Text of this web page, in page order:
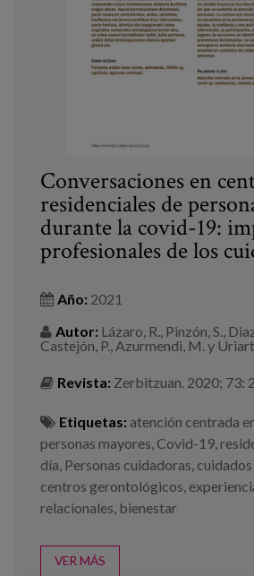
Canal de denuncias
Conversaciones en
residenciales de
durante la covid-19:
profesionales de los
Año: 2021
Autor: Lázaro, R., Pinzón, S.,
Castejón, P., Azurmendi, M. y
Revista: Zerbitzuan. 2020; 73:
Etiquetas: atención centrada
personas mayores, Covid-19,
día, Personas cuidadoras,
centros gerontológicos,
relacionales, bienestar
VER MÁS